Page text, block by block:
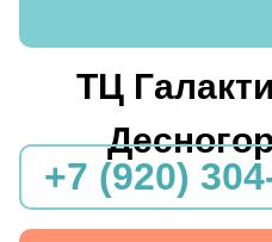
ТЦ
+7 (920)